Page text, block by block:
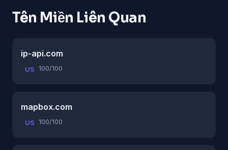
Tên Miền Liên Quan
ip-api.com
US 100/100
mapbox.com
US 100/100